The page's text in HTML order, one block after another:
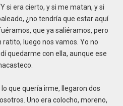
si era cierto, y si me matan, y si
¿no tendría que estar aquí
que ya saliéramos, pero
luego nos vamos. Yo no
quedarme con ella, aunque ese
que quería irme, llegaron dos
Uno era colocho, moreno,